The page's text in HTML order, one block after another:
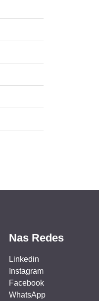
Nas Redes
Linkedin
Instagram
Facebook
WhatsApp